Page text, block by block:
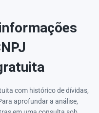
com histórico de dívidas,
aprofundar a análise,